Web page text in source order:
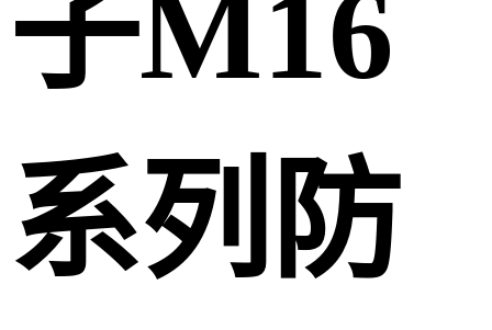
子M16
系列防